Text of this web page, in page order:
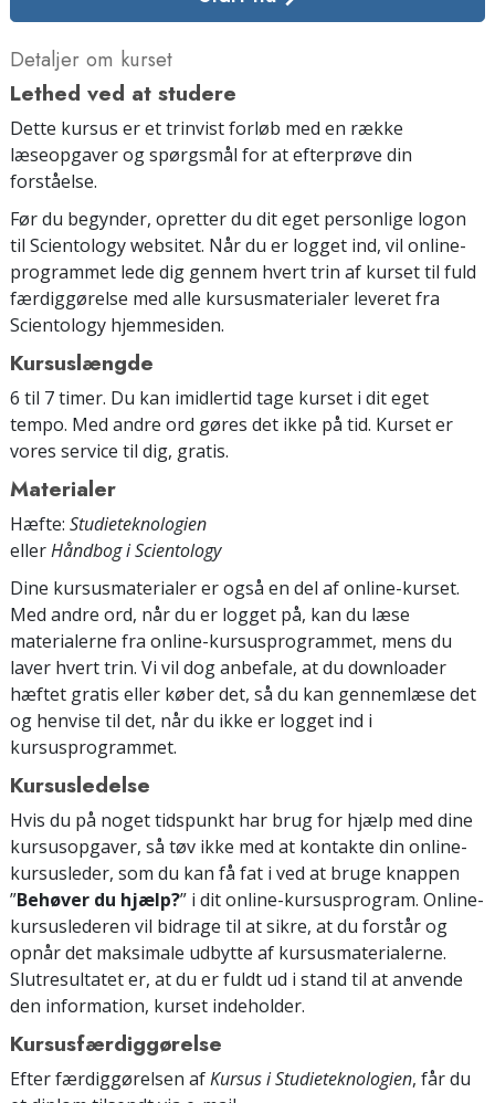
Detaljer om kurset
Lethed ved at studere
Dette kursus er et trinvist forløb med en række
læseopgaver og spørgsmål for at efterprøve din
forståelse.
Før du begynder, opretter du dit eget personlige logon
til Scientology websitet. Når du er logget ind, vil online-
programmet lede dig gennem hvert trin af kurset til fuld
færdiggørelse med alle kursusmaterialer leveret fra
Scientology hjemmesiden.
Kursuslængde
6 til 7 timer. Du kan imidlertid tage kurset i dit eget
tempo. Med andre ord gøres det ikke på tid. Kurset er
vores service til dig, gratis.
Materialer
Hæfte: Studieteknologien
ellerHåndbog i Scientology
Dine kursusmaterialer er også en del af online-kurset.
Med andre ord, når du er logget på, kan du læse
materialerne fra online-kursusprogrammet, mens du
laver hvert trin. Vi vil dog anbefale, at du downloader
hæftet gratis eller køber det, så du kan gennemlæse det
og henvise til det, når du ikke er logget ind i
kursusprogrammet.
Kursusledelse
Hvis du på noget tidspunkt har brug for hjælp med dine
kursusopgaver, så tøv ikke med at kontakte din online-
kursusleder, som du kan få fat i ved at bruge knappen
”Behøver du hjælp?” i dit online-kursusprogram. Online-
kursuslederen vil bidrage til at sikre, at du forstår og
opnår det maksimale udbytte af kursusmaterialerne.
Slutresultatet er, at du er fuldt ud i stand til at anvende
den information, kurset indeholder.
Kursusfærdiggørelse
Efter færdiggørelsen afKursus i Studieteknologien, får du